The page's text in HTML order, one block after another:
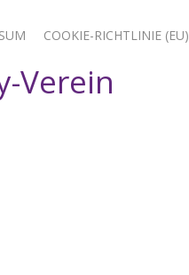
COOKIE-RICHTLINIE (EU)
Verein